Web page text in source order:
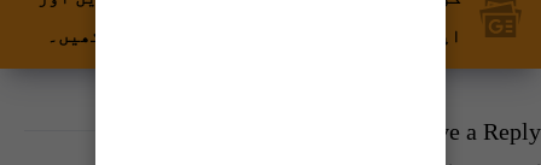
اپنی پسندیدہ مواد کو زیادہ تیزی سے دیکھیں۔
Leave a Reply